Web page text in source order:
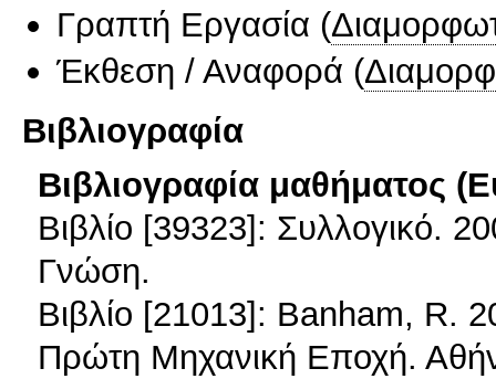
Γραπτή Εργασία (
Έκθεση / Αναφορά (
Βιβλιογραφία
Βιβλιογραφία μαθήματος
Βιβλίο [39323]: Συλλογικό.
Γνώση.
Βιβλίο [21013]: Banham, R.
Πρώτη Μηχανική Εποχή.